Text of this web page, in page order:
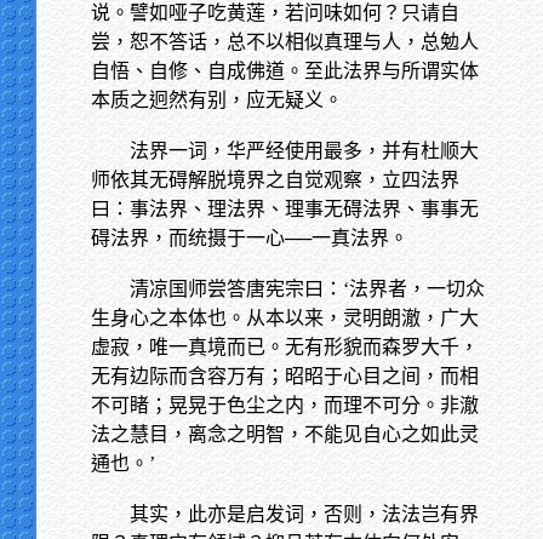
说。譬如哑子吃黄莲，若问味如何？只请自
尝，恕不答话，总不以相似真理与人，总勉人
自悟、自修、自成佛道。至此法界与所谓实体
本质之迥然有别，应无疑义。
法界一词，华严经使用最多，并有杜顺大
师依其无碍解脱境界之自觉观察，立四法界
曰：事法界、理法界、理事无碍法界、事事无
碍法界，而统摄于一心──一真法界。
清凉国师尝答唐宪宗曰：‘法界者，一切众
生身心之本体也。从本以来，灵明朗澈，广大
虚寂，唯一真境而已。无有形貌而森罗大千，
无有边际而含容万有；昭昭于心目之间，而相
不可睹；晃晃于色尘之内，而理不可分。非澈
法之慧目，离念之明智，不能见自心之如此灵
通也。’
其实，此亦是启发词，否则，法法岂有界